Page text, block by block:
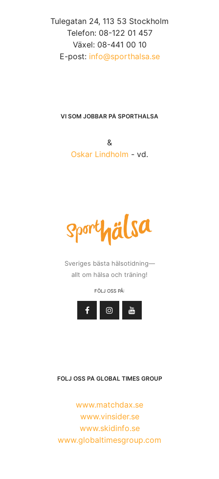
Tulegatan 24, 113 53 Stockholm
Telefon: 08-122 01 457
Växel: 08-441 00 10
E-post: info@sporthalsa.se
VI SOM JOBBAR PÅ SPORTHÄLSA
&
Oskar Lindholm - vd.
Sveriges bästa hälsotidning—
allt om hälsa och träning!
FÖLJ OSS PÅ:
FÖLJ OSS PÅ GLOBAL TIMES GROUP
www.matchdax.se
www.vinsider.se
www.skidinfo.se
www.globaltimesgroup.com